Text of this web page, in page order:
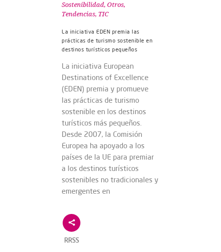
Sostenibilidad, Otros,
Tendencias, TIC
La iniciativa EDEN premia las
prácticas de turismo sostenible en
destinos turísticos pequeños
La iniciativa European
Destinations of Excellence
(EDEN) premia y promueve
las prácticas de turismo
sostenible en los destinos
turísticos más pequeños.
Desde 2007, la Comisión
Europea ha apoyado a los
países de la UE para premiar
a los destinos turísticos
sostenibles no tradicionales y
emergentes en
RRSS